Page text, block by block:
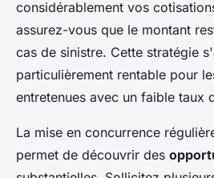
considérablement vos
assurez-vous que le montant
cas de sinistre. Cette stratégie
particulièrement rentable pour
entretenues avec un faible taux
La mise en concurrence
permet de découvrir des